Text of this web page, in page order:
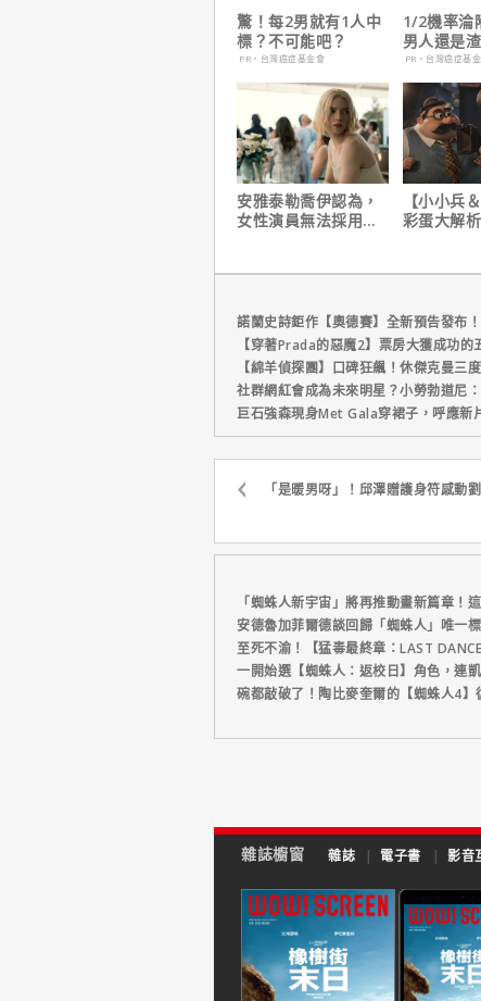
驚！每2男就有1人中
標？不可能吧？
PR・台灣癌症基金會
1/2機率淪
男人還是
在這
PR・台灣癌症基
安雅泰勒喬伊認為，
女性演員無法採用方
【小小兵
彩蛋大解
諾蘭史詩鉅作【奧德賽】全新預告發布
【穿著Prada的惡魔2】票房大獲成功的
【綿羊偵探團】口碑狂飆！休傑克曼三
社群網紅會成為未來明星？小勞勃道尼
巨石強森現身Met Gala穿裙子，呼應新
「是暖男呀」！邱澤贈護身符感動
「蜘蛛人新宇宙」將再推動畫新篇章！
安德魯加菲爾德談回歸「蜘蛛人」唯一
至死不渝！【猛毒最終章：LAST
一開始選【蜘蛛人：返校日】角色，連
碗都敲破了！陶比麥奎爾的【蜘蛛人4】
雜誌櫥窗 雜誌 | 電子書 | 影音